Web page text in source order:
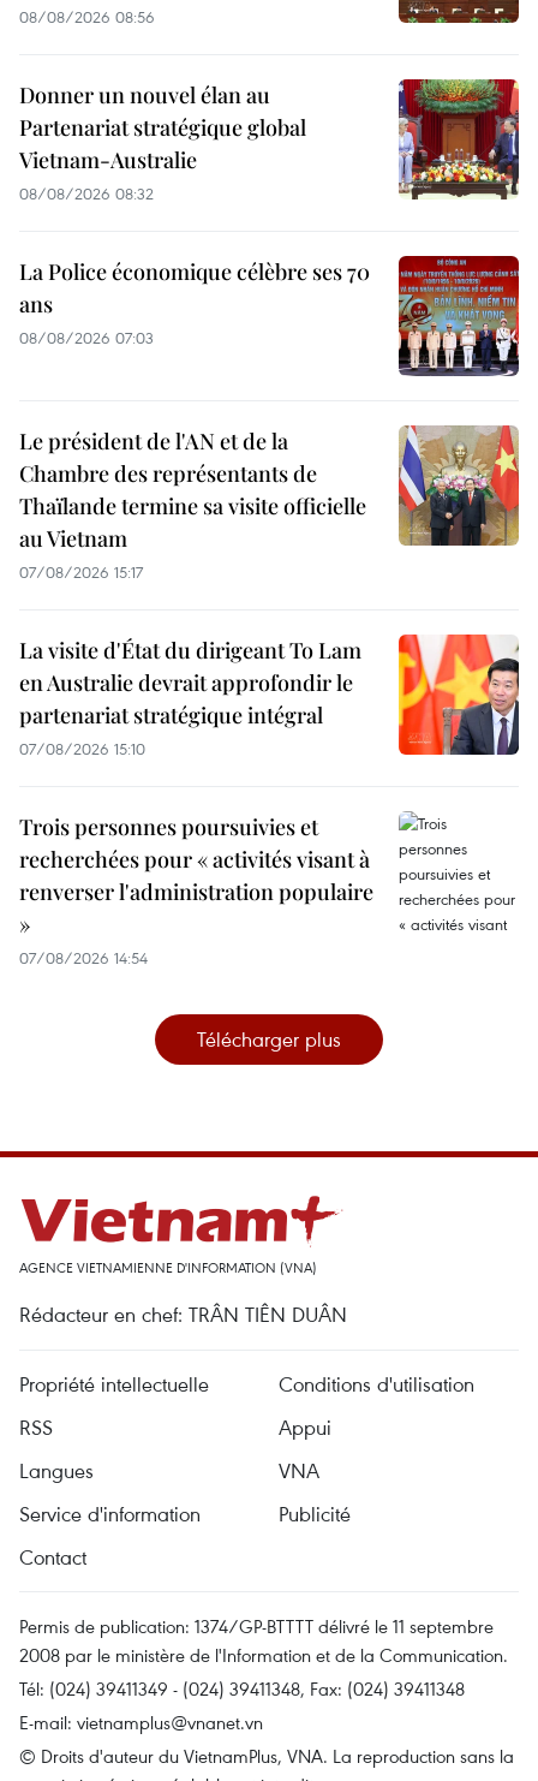
08/08/2026 08:56
Donner un nouvel élan au
Partenariat stratégique global
Vietnam-Australie
08/08/2026 08:32
La Police économique célèbre ses 70
ans
08/08/2026 07:03
Le président de l'AN et de la
Chambre des représentants de
Thaïlande termine sa visite officielle
au Vietnam
07/08/2026 15:17
La visite d'État du dirigeant To Lam
en Australie devrait approfondir le
partenariat stratégique intégral
07/08/2026 15:10
Trois personnes poursuivies et
recherchées pour « activités visant à
renverser l'administration populaire
»
07/08/2026 14:54
Télécharger plus
AGENCE VIETNAMIENNE D'INFORMATION (VNA)
Rédacteur en chef: TRÂN TIÊN DUÂN
Propriété intellectuelle
Conditions d'utilisation
RSS
Appui
Langues
VNA
Service d'information
Publicité
Contact
Permis de publication: 1374/GP-BTTTT délivré le 11 septembre
2008 par le ministère de l'Information et de la Communication.
Tél: (024) 39411349 - (024) 39411348, Fax: (024) 39411348
E-mail: vietnamplus@vnanet.vn
© Droits d'auteur du VietnamPlus, VNA. La reproduction sans la